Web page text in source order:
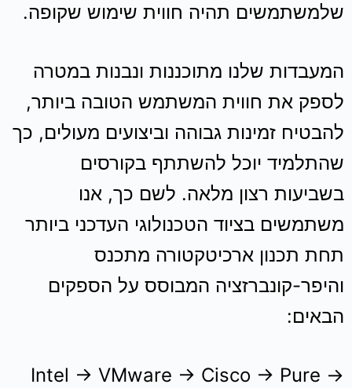
שלמשתמשים תהיה חווית שימוש שקופה.
המעבדות שלנו מתוכננות ונבנות במטרה
לספק את חווית המשתמש הטובה ביותר,
להבטיח זמינות גבוהה וביצועים מעולים, כך
שהתלמיד יוכל להשתתף בקורסים
בשביעות רצון מלאה. לשם כך, אנו
משתמשים בציוד הטכנולוגי העדכני ביותר
תחת תכנון ארכיטקטורה מתכנס
והיפר-קונברזציה המבוסס על הספקים
הבאים:
→ Intel → VMware → Cisco → Pure